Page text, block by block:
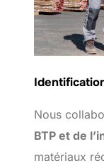
Nous
BTP et de
matériaux